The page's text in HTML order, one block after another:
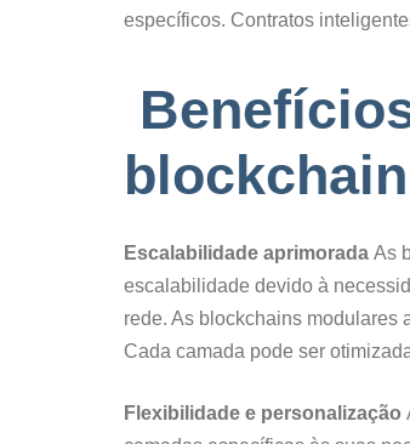
específicos. Contratos
blockchain
Escalabilidade aprimorada As
escalabilidade devido à
rede. As blockchains modulares
Cada camada pode ser
Flexibilidade e personalização